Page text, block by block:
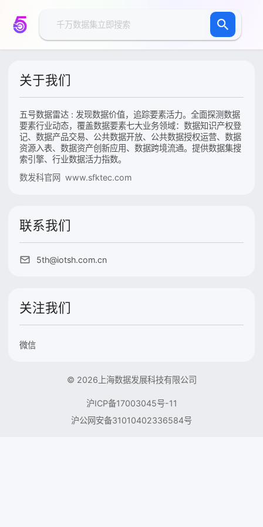
关于我们
五号数据雷达 : 发现数据价值，追踪要素活力。全面探测数据
要素行业动态，覆盖数据要素七大业务领域：数据知识产权登
记、数据产品交易、公共数据开放、公共数据授权运营、数据
资源入表、数据资产创新应用、数据跨境流通。提供数据集搜
索引擎、行业数据活力指数。
数发科官网 www.sfktec.com
联系我们
5th@iotsh.com.cn
关注我们
微信
© 2026上海数据发展科技有限公司
沪ICP备17003045号-11
沪公网安备31010402336584号